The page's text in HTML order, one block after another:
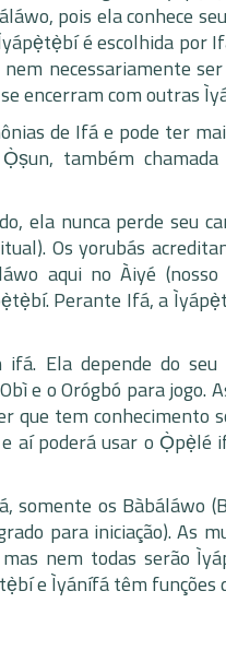
pois ela conhece
é escolhida por
necessariamente
encerram com outras
de Ifá e pode ter
também chamada
ela nunca perde seu
Os yorubás
aqui no Àiyé
Perante Ifá, a
Ela depende do
e o Orógbó para jogo.
que tem conhecimento
aí poderá usar o
somente os Bàbáláwo
para iniciação). As
nem todas serão
e Ìyánífá têm